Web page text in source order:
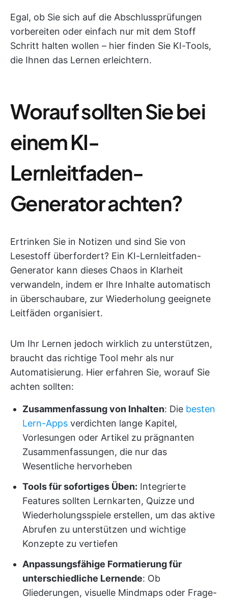
Egal, ob Sie sich auf die Abschlussprüfungen
vorbereiten oder einfach nur mit dem Stoff
Schritt halten wollen – hier finden Sie KI-Tools,
die Ihnen das Lernen erleichtern.
Worauf sollten Sie bei
einem KI-
Lernleitfaden-
Generator achten?
Ertrinken Sie in Notizen und sind Sie von
Lesestoff überfordert? Ein KI-Lernleitfaden-
Generator kann dieses Chaos in Klarheit
verwandeln, indem er Ihre Inhalte automatisch
in überschaubare, zur Wiederholung geeignete
Leitfäden organisiert.
Um Ihr Lernen jedoch wirklich zu unterstützen,
braucht das richtige Tool mehr als nur
Automatisierung. Hier erfahren Sie, worauf Sie
achten sollten:
Zusammenfassung von Inhalten: Die besten
Lern-Apps verdichten lange Kapitel,
Vorlesungen oder Artikel zu prägnanten
Zusammenfassungen, die nur das
Wesentliche hervorheben
Tools für sofortiges Üben: Integrierte
Features sollten Lernkarten, Quizze und
Wiederholungsspiele erstellen, um das aktive
Abrufen zu unterstützen und wichtige
Konzepte zu vertiefen
Anpassungsfähige Formatierung für
unterschiedliche Lernende: Ob
Gliederungen, visuelle Mindmaps oder Frage-